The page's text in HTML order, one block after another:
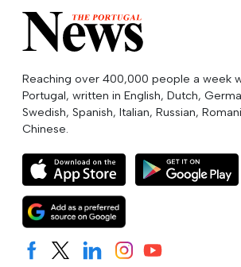
Reaching over 400,000 people a week
Portugal, written in English, Dutch,
Swedish, Spanish, Italian, Russian,
Chinese.